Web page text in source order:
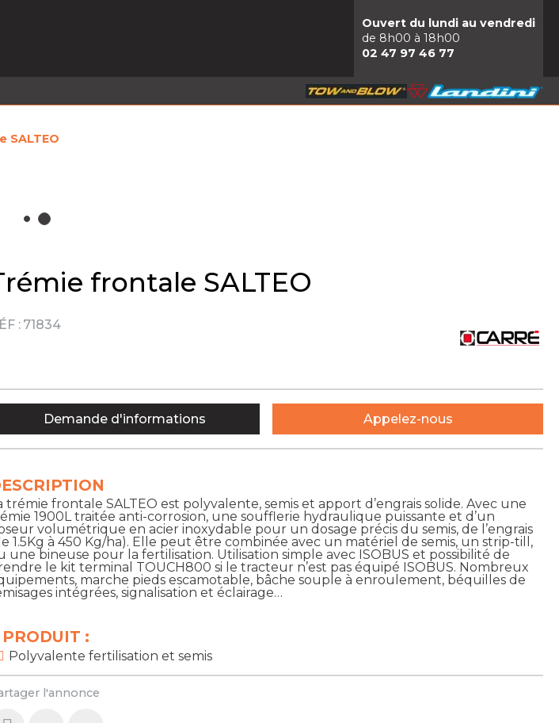
Ouvert du lundi au vendredi
de 8h00 à 18h00
02 47 97 46 77
SALTEO
frontale SALTEO
: 71834
PRODUIT :
Polyvalente fertilisation et semis
l'annonce
trémie frontale SALTEO est polyvalente, semis et apport d’engrais solide. Avec une
1900L traitée anti-corrosion, une soufflerie hydraulique puissante et d’un
volumétrique en acier inoxydable pour un dosage précis du semis, de l’engrais
1.5Kg à 450 Kg/ha). Elle peut être combinée avec un matériel de semis, un strip-till,
une bineuse pour la fertilisation. Utilisation simple avec ISOBUS et possibilité de
le kit terminal TOUCH800 si le tracteur n’est pas équipé ISOBUS. Nombreux
marche pieds escamotable, bâche souple à enroulement, béquilles de
intégrées, signalisation et éclairage…
Demande d'informations Appelez-nous